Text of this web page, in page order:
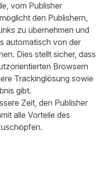
vom Publisher
den Publishern,
zu übernehmen und
automatisch von der
Dies stellt sicher, dass
Browsern
Trackinglösung sowie
gibt.
Zeit, den Publisher
alle Vorteile des